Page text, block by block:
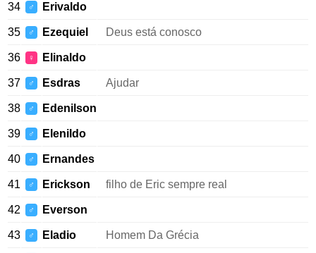
34 ♂ Erivaldo
35 ♂ Ezequiel Deus está conosco
36 ♀ Elinaldo
37 ♂ Esdras Ajudar
38 ♂ Edenilson
39 ♂ Elenildo
40 ♂ Ernandes
41 ♂ Erickson filho de Eric sempre real
42 ♂ Everson
43 ♂ Eladio Homem Da Grécia